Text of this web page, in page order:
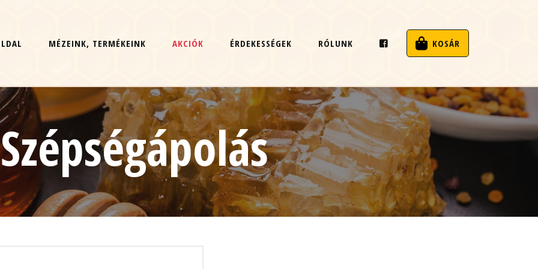
MÉZEINK, TERMÉKEINK AKCIÓK ÉRDEKESSÉGEK RÓLUNK KOSÁR
Szépségápolás